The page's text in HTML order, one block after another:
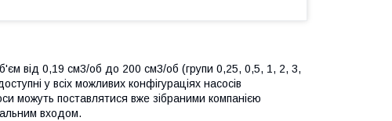
від 0,19 см3/об до 200 см3/об (групи 0,25, 0,5, 1, 2, 3,
у всіх можливих конфігураціях насосів
можуть поставлятися вже зібраними компанією
входом.